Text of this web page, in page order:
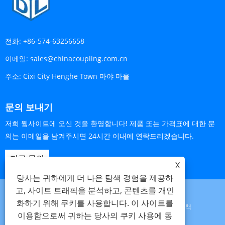
전화: +86-574-63256658
이메일: sales@chinacoupling.com.cn
주소: Cixi City Henghe Town 마야 마을
문의 보내기
저희 웹사이트에 오신 것을 환영합니다! 제품 또는 가격표에 대한 문
의는 이메일을 남겨주시면 24시간 이내에 연락드리겠습니다.
지금 문의
Links Sitemap RSS XML 개인 정보 보호 정책
X
당사는 귀하에게 더 나은 탐색 경험을 제공하
고, 사이트 트래픽을 분석하고, 콘텐츠를 개인
화하기 위해 쿠키를 사용합니다. 이 사이트를
이용함으로써 귀하는 당사의 쿠키 사용에 동